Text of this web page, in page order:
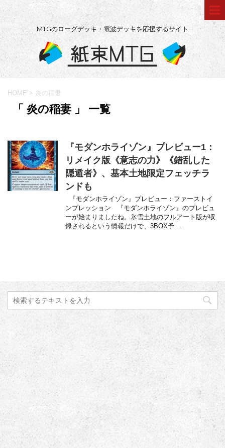
MTGのローグデッキ・電波デッキを応援するサイト
HOME > 炎の稲妻
「 炎の稲妻 」 一覧
『モダンホライゾン』プレビュー1：
リメイク版《意志の力》《錯乱した
隠遁者》、基本土地限定フェッチラ
ンドも
『モダンホライゾン』プレビュー：ファーストイ
ンプレッション 『モダンホライゾン』のプレビュ
ーが始まりましたね。氷雪土地のフルアート版が収
録されるという情報だけで、3BOX予 ...